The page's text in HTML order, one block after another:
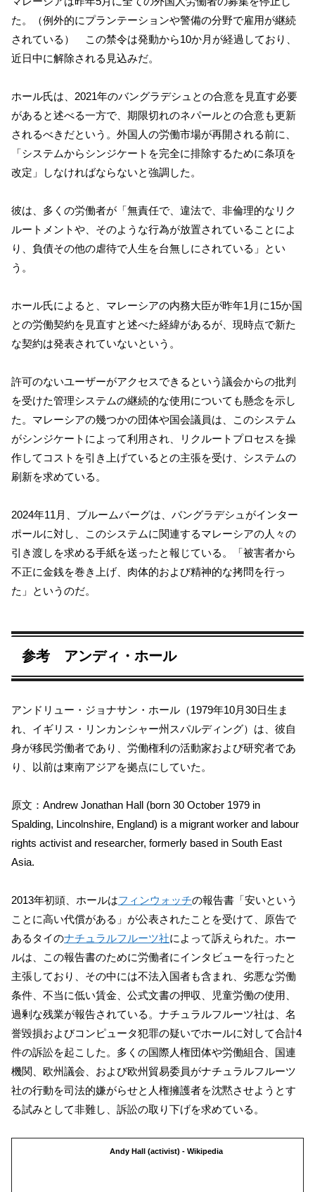
た。（例外的にプランテーションや警備の分野で雇用が継続
されている） この禁令は発動から10か月が経過しており、
近日中に解除される見込みだ。
ホール氏は、2021年のバングラデシュとの合意を見直す必要
があると述べる一方で、期限切れのネパールとの合意も更新
されるべきだという。外国人の労働市場が再開される前に、
「システムからシンジケートを完全に排除するために条項を
改定」しなければならないと強調した。
彼は、多くの労働者が「無責任で、違法で、非倫理的なリク
ルートメントや、そのような行為が放置されていることによ
り、負債その他の虐待で人生を台無しにされている」とい
う。
ホール氏によると、マレーシアの内務大臣が昨年1月に15か国
との労働契約を見直すと述べた経緯があるが、現時点で新た
な契約は発表されていないという。
許可のないユーザーがアクセスできるという議会からの批判
を受けた管理システムの継続的な使用についても懸念を示し
た。マレーシアの幾つかの団体や国会議員は、このシステム
がシンジケートによって利用され、リクルートプロセスを操
作してコストを引き上げているとの主張を受け、システムの
刷新を求めている。
2024年11月、ブルームバーグは、バングラデシュがインター
ポールに対し、このシステムに関連するマレーシアの人々の
引き渡しを求める手紙を送ったと報じている。「被害者から
不正に金銭を巻き上げ、肉体的および精神的な拷問を行っ
た」というのだ。
参考 アンディ・ホール
アンドリュー・ジョナサン・ホール（1979年10月30日生ま
れ、イギリス・リンカンシャー州スパルディング）は、彼自
身が移民労働者であり、労働権利の活動家および研究者であ
り、以前は東南アジアを拠点にしていた。
原文：Andrew Jonathan Hall (born 30 October 1979 in
Spalding, Lincolnshire, England) is a migrant worker and labour
rights activist and researcher, formerly based in South East
Asia.
2013年初頭、ホールはフィンウォッチの報告書「安いという
ことに高い代償がある」が公表されたことを受けて、原告で
あるタイのナチュラルフルーツ社によって訴えられた。ホー
ルは、この報告書のために労働者にインタビューを行ったと
主張しており、その中には不法入国者も含まれ、劣悪な労働
条件、不当に低い賃金、公式文書の押収、児童労働の使用、
過剰な残業が報告されている。ナチュラルフルーツ社は、名
誉毀損およびコンピュータ犯罪の疑いでホールに対して合計4
件の訴訟を起こした。多くの国際人権団体や労働組合、国連
機関、欧州議会、および欧州貿易委員がナチュラルフルーツ
社の行動を司法的嫌がらせと人権擁護者を沈黙させようとす
る試みとして非難し、訴訟の取り下げを求めている。
Andy Hall (activist) - Wikipedia